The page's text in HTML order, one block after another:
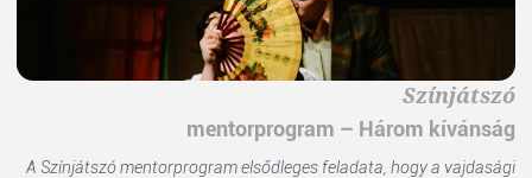
Színjátszó
mentorprogram – Három kívánság
A Színjátszó mentorprogram elsődleges feladata, hogy a vajdasági